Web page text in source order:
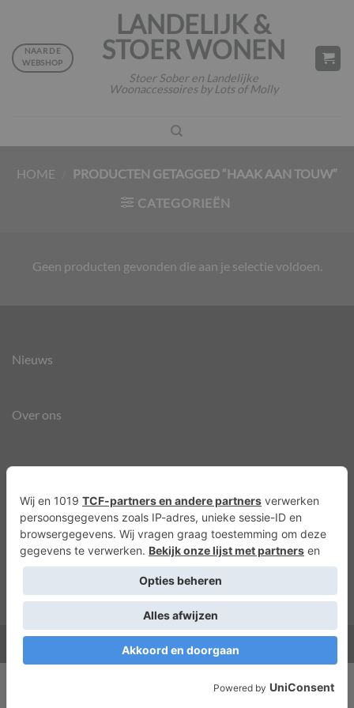
inhoud
LANDELIJK &
STOER WONEN
Stoer Sober en Landelijke
Woonaccessoires by Lots of Molly
NAAR DE
WEBSHOP
HOME
PRODUCTEN GETAGGED “HAAK AAN TOUW”
CATEGORIEËN
Geen producten gevonden die aan je selectie voldoen.
Nieuws
Over ons
Agenda
Privacyverklaring